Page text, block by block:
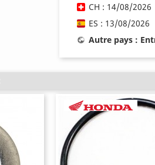
CH : 14/08/2026
ES : 13/08/2026
Autre pays :